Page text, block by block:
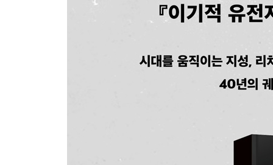
이기적 유전자와 이타주의